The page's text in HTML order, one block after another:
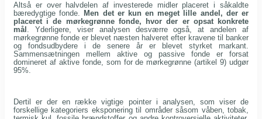
Altså er over halvdelen af investerede midler placeret i såkaldte
bæredygtige fonde. Men det er kun en meget lille andel, der er
placeret i de mørkegrønne fonde, hvor der er opsat konkrete
mål . Yderligere, viser analysen desværre også, at andelen af
mørkegrønne fonde er blevet næsten halveret efter kravene til banker
og fondsudbydere i de senere år er blevet styrket markant.
Sammensætningen mellem aktive og passive fonde er forsat
domineret af aktive fonde, som for de mørkegrønne (artikel 9) udgør
95%.
Dertil er der en række vigtige pointer i analysen, som viser de
forskellige kategoriers eksponering til områder såsom våben, tobak,